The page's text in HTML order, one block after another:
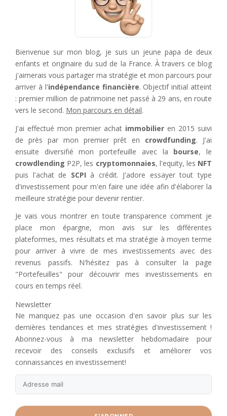
Bienvenue sur mon blog, je suis un jeune papa de deux
enfants et originaire du sud de la France. À travers ce blog
j'aimerais vous partager ma stratégie et mon parcours pour
arriver à l'indépendance financière. Objectif initial atteint
: premier million de patrimoine net passé à 29 ans, en route
vers le second. Mon parcours en détail.
J'ai effectué mon premier achat immobilier en 2015 suivi
de près par mon premier prêt en crowdfunding. J'ai
ensuite diversifié mon portefeuille avec la bourse, le
crowdlending P2P, les cryptomonnaies, l'equity, les NFT
puis l'achat de SCPI à crédit. J'adore essayer tout type
d'investissement pour m'en faire une idée afin d'élaborer la
meilleure stratégie pour devenir rentier.
Je vais vous montrer en toute transparence comment je
place mon épargne, mon avis sur les différentes
plateformes, mes résultats et ma stratégie à moyen terme
pour arriver à vivre de mes investissements avec des
revenus passifs. N'hésitez pas à consulter la page
"Portefeuilles" pour découvrir mes investissements en
cours en temps réel.
Newsletter
Ne manquez pas une occasion d'en savoir plus sur les
dernières tendances et mes stratégies d'investissement !
Abonnez-vous à ma newsletter hebdomadaire pour
recevoir des conseils exclusifs et améliorer vos
connaissances en investissement!